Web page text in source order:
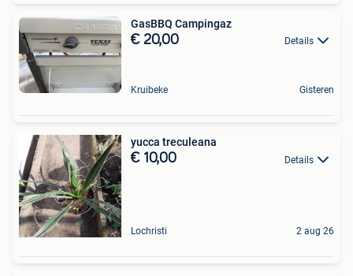
GasBBQ Campingaz
€ 20,00 Details
Kruibeke Gisteren
yucca treculeana
€ 10,00 Details
Lochristi 2 aug 26